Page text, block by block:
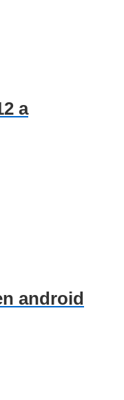
a
android